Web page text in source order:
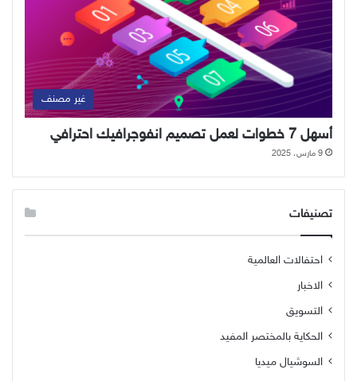
غير مصنف
أسهل 7 خطوات لعمل تصميم انفوجرافيك احترافي
9 مارس، 2025
تصنيفات
احتفالات العالمية
الاخبار
التسويق
الحكاية بالمختصر المفيد
السوشيال ميديا